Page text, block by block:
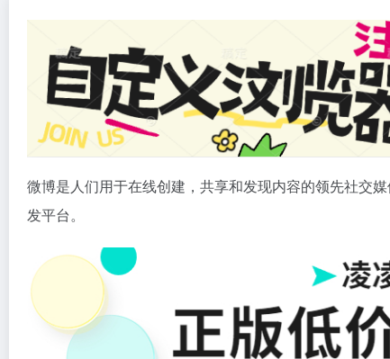
微博是人们用于在线创建，共享和发现内容的领先社交
发平台。